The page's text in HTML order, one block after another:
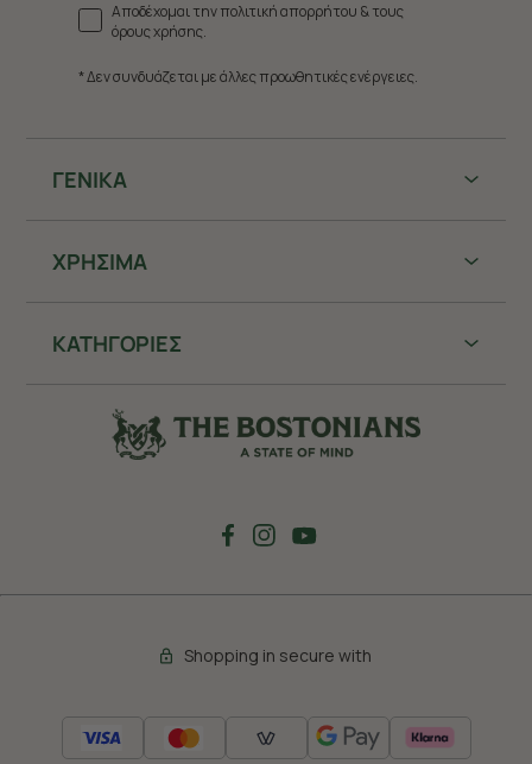
ΓΕΝΙΚΑ
ΧΡHΣΙΜΑ
ΚΑΤΗΓΟΡΙΕΣ
Αποδέχομαι την πολιτική απορρήτου & τους
όρους χρήσης.
* Δεν συνδυάζεται με άλλες προωθητικές ενέργειες.
Shopping in secure with